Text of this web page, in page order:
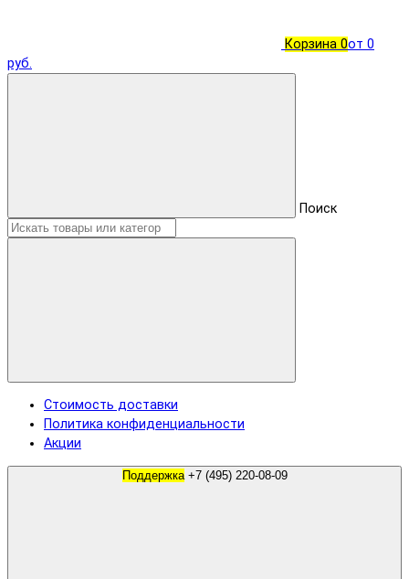
Корзина 0от 0
руб.
Поиск
Стоимость доставки
Политика конфиденциальности
Акции
Поддержка +7 (495) 220-08-09